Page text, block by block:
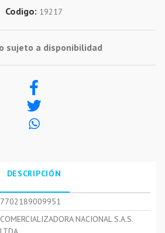
Codigo: 19217
sujeto a disponibilidad
DESCRIPCIÓN
7702189009951
COMERCIALIZADORA NACIONAL S.A.S.